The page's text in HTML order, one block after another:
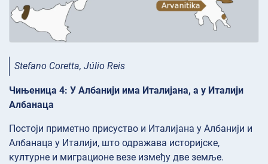
Stefano Coretta, Júlio Reis
Чињеница 4: У Албанији има Италијана, а у Италији
Албанаца
Постоји приметно присуство и Италијана у Албанији и
Албанаца у Италији, што одражава историјске,
културне и миграционе везе између две земље.